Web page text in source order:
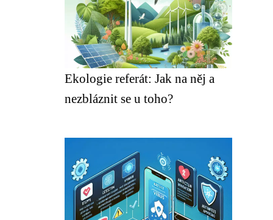
Ekologie referát: Jak na něj a
nezbláznit se u toho?